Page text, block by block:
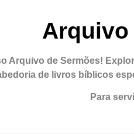
Arquivo
Arquivo de Sermões!
de livros bíblicos
Para